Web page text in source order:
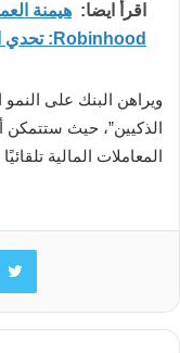
اقرأ ايضا: هيمنة
Robinhood: تحدي التصميم
ويراهن البنك على النمو
الذكيين”، حيث ستتمكن
المعاملات المالية